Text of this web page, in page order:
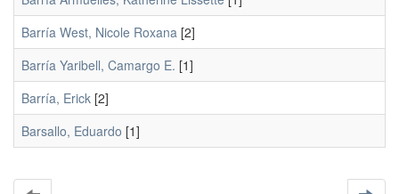
Barría West, Nicole Roxana [2]
Barría Yaribell, Camargo E. [1]
Barría, Erick [2]
Barsallo, Eduardo [1]